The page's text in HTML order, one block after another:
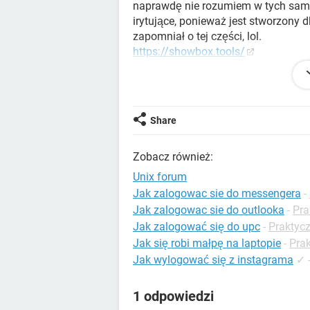
naprawdę nie rozumiem w tych
irytujące, ponieważ jest stworzony
zapomniał o tej części, lol.
https://showbox.tools/
takich jak sprawdzanie aktualizacji
mamroczą do siebie i właściwie
https://netspeed.one/
świecie Linuksa, zamiast próbować
żargonu i całej tej domniemanej
Share
Zobacz również:
Unix forum
Jak zalogowac sie do messengera -
Jak zalogowac sie do outlooka -
Jak zalogować się do upc -
Jak się robi małpę na laptopie -
Jak wylogować się z instagrama ✓ -
1 odpowiedzi